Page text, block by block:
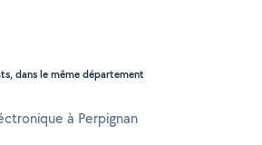
dans le même département
à Perpignan